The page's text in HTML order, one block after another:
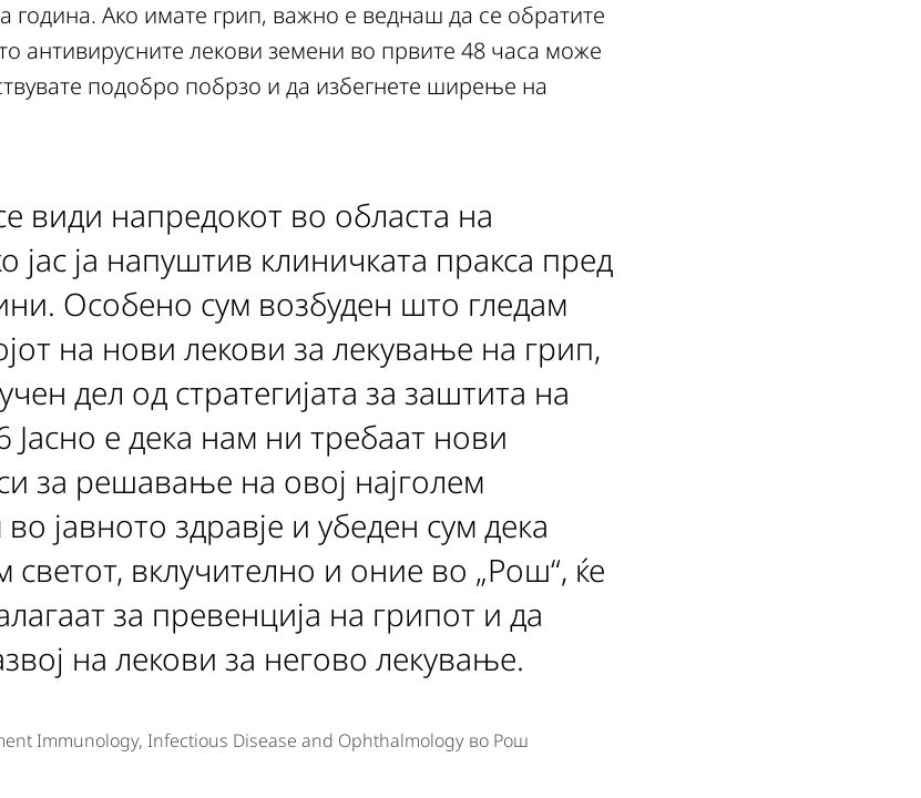
година. Ако имате грип, важно е веднаш да се обратите
антивирусните лекови земени во првите 48 часа може
подобро побрзо и да избегнете ширење на
види напредокот во областа на
јас ја напуштив клиничката пракса пред
Особено сум возбуден што гледам
на нови лекови за лекување на грип,
дел од стратегијата за заштита на
Јасно е дека нам ни требаат нови
за решавање на овој најголем
јавното здравје и убеден сум дека
вклучително и оние во „Рош“, ќе
за превенција на грипот и да
на лекови за негово лекување.
Immunology, Infectious Disease and Ophthalmology во Рош